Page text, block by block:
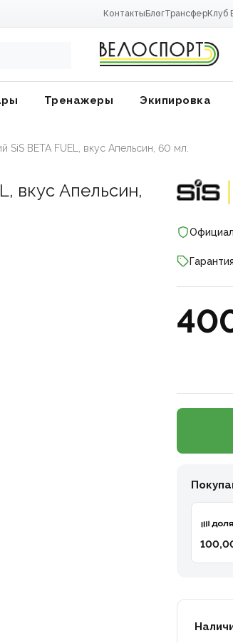
Контакты БлогТрансферКлуб
Тренажеры Экипировка
SiS BETA FUEL, вкус Апельсин, 60 мл.
вкус Апельсин,